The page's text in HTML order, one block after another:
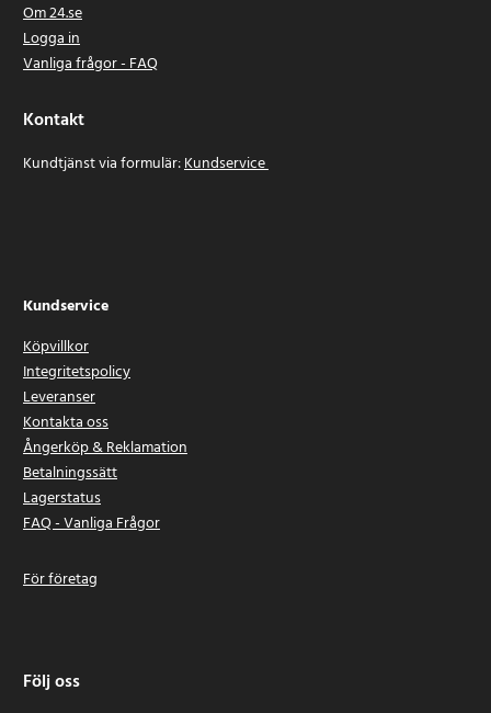
Om 24.se
Logga in
Vanliga frågor - FAQ
Kontakt
Kundtjänst via formulär:Kundservice
Kundservice
Köpvillkor
Integritetspolicy
Leveranser
Kontakta oss
Ångerköp & Reklamation
Betalningssätt
Lagerstatus
FAQ - Vanliga Frågor
För företag
Följ oss